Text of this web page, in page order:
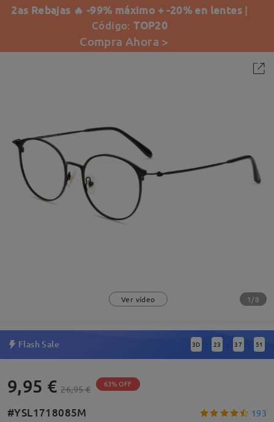
2as Rebajas 🔥 -99% máximo + -20% en lentes |
Código:TOP20
Compra Ahora >
Ver vídeo 1/8
Flash Sale 3D : 23 : 37 : 51
9,95 € 26,95 € 63% OFF
#YSL1718085M 193